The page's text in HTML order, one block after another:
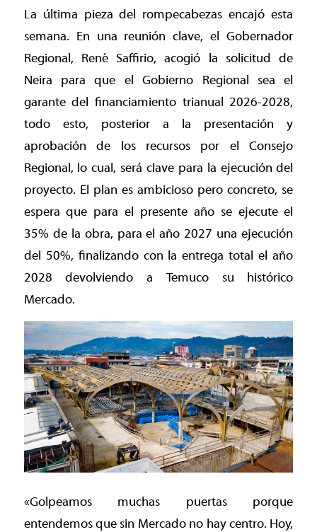
La última pieza del rompecabezas encajó esta
semana. En una reunión clave, el Gobernador
Regional, René Saffirio, acogió la solicitud de
Neira para que el Gobierno Regional sea el
garante del financiamiento trianual 2026-2028,
todo esto, posterior a la presentación y
aprobación de los recursos por el Consejo
Regional, lo cual, será clave para la ejecución del
proyecto. El plan es ambicioso pero concreto, se
espera que para el presente año se ejecute el
35% de la obra, para el año 2027 una ejecución
del 50%, finalizando con la entrega total el año
2028 devolviendo a Temuco su histórico
Mercado.
«Golpeamos muchas puertas porque
entendemos que sin Mercado no hay centro. Hoy,